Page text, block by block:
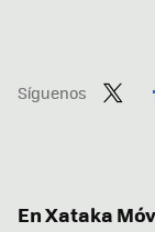
Síguenos
En Xataka